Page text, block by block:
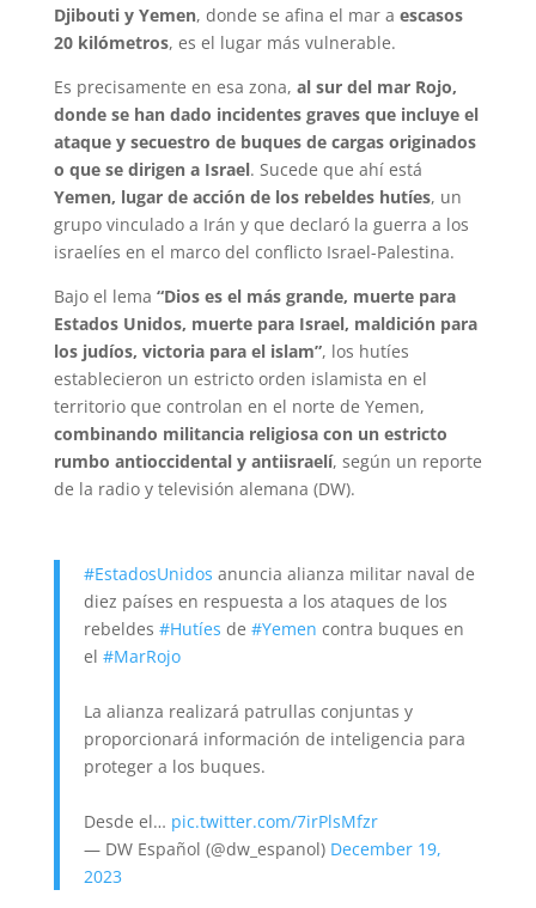
Djibouti y Yemen, donde se afina el mar a escasos
20 kilómetros, es el lugar más vulnerable.
Es precisamente en esa zona, al sur del mar Rojo,
donde se han dado incidentes graves que incluye el
ataque y secuestro de buques de cargas originados
o que se dirigen a Israel. Sucede que ahí está
Yemen, lugar de acción de los rebeldes hutíes, un
grupo vinculado a Irán y que declaró la guerra a los
israelíes en el marco del conflicto Israel-Palestina.
Bajo el lema “Dios es el más grande, muerte para
Estados Unidos, muerte para Israel, maldición para
los judíos, victoria para el islam”, los hutíes
establecieron un estricto orden islamista en el
territorio que controlan en el norte de Yemen,
combinando militancia religiosa con un estricto
rumbo antioccidental y antiisraelí, según un reporte
de la radio y televisión alemana (DW).
#EstadosUnidos anuncia alianza militar naval de
diez países en respuesta a los ataques de los
rebeldes #Hutíes de #Yemen contra buques en
el #MarRojo
La alianza realizará patrullas conjuntas y
proporcionará información de inteligencia para
proteger a los buques.
Desde el… pic.twitter.com/7irPlsMfzr
— DW Español (@dw_espanol) December 19,
2023